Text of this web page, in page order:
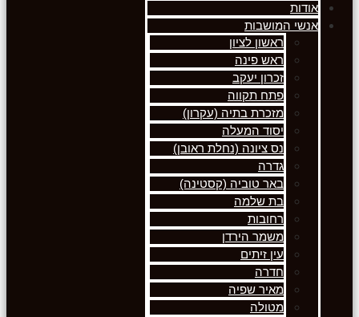
אודות
אנשי המושבות
ראשון לציון
ראש פינה
זכרון יעקב
פתח תקווה
מזכרת בתיה (עקרון)
יסוד המעלה
נס ציונה (נחלת ראובן)
גדרה
באר טוביה (קסטינה)
בת שלמה
רחובות
משמר הירדן
עין זיתים
חדרה
מאיר שפיה
מטולה